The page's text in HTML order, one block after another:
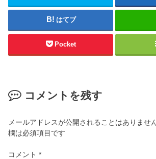
はてブ
Pocket
コメントを残す
メールアドレスが公開されることはありません
欄は必須項目です
コメント*